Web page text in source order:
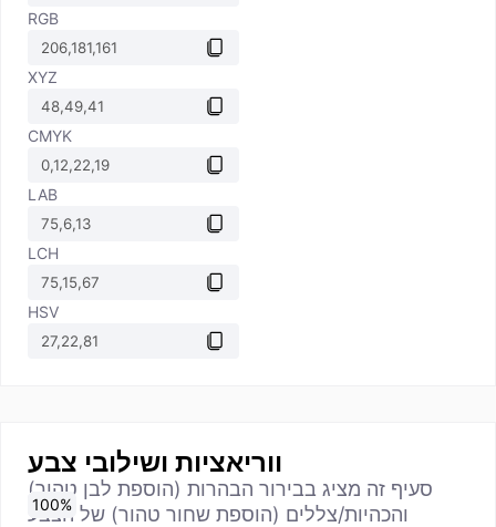
RGB
XYZ
CMYK
LAB
LCH
HSV
ווריאציות ושילובי צבע
סעיף זה מציג בבירור הבהרות (הוספת לבן טהור)
והכהיות/צללים (הוספת שחור טהור) של הצבע
0%
10%
20%
30%
40%
50%
60%
70%
80%
90%
100%